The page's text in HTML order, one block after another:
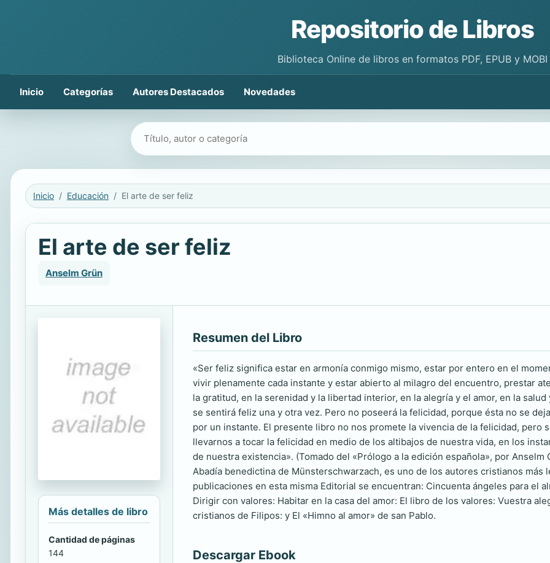
Repositorio de Libros
Biblioteca Online de libros en formatos PDF, EPUB y MOBI
Inicio Categorías Autores Destacados Novedades
Buscar libros
Inicio Educación El arte de ser feliz
El arte de ser feliz
Anselm Grün
Más detalles de libro
Cantidad de páginas
144
Resumen del Libro
«Ser feliz significa estar en armonía conmigo mismo, estar por entero en el
vivir plenamente cada instante y estar abierto al milagro del encuentro, prestar
la gratitud, en la serenidad y la libertad interior, en la alegría y el amor, en la
se sentirá feliz una y otra vez. Pero no poseerá la felicidad, porque ésta no se
por un instante. El presente libro no nos promete la vivencia de la felicidad, pero
llevarnos a tocar la felicidad en medio de los altibajos de nuestra vida, en los
de nuestra existencia». (Tomado del «Prólogo a la edición española», por Anselm
Abadía benedictina de Münsterschwarzach, es uno de los autores cristianos más
publicaciones en esta misma Editorial se encuentran: Cincuenta ángeles para el
Dirigir con valores: Habitar en la casa del amor: El libro de los valores: Vuestra
cristianos de Filipos: y El «Himno al amor» de san Pablo.
Descargar Ebook